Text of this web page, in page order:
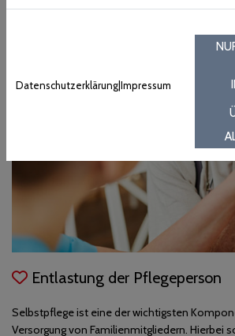
Entlastung der Pflegeperson
Selbstpflege ist eine der wichtigsten
Versorgung von Familienmitgliedern. Hierbei
Datenschutzerklärung|Impressum